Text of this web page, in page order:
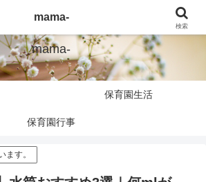
mama-
保育園生活
保育園行事
ます。
mama-
検索